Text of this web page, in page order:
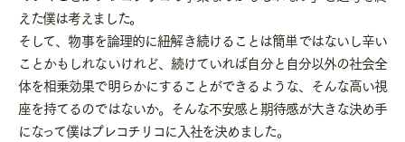
えた僕は考えました。
そして、物事を論理的に紐解き続けることは簡単ではないし辛い
ことかもしれないけれど、続けていれば自分と自分以外の社会全
体を相乗効果で明らかにすることができるような、そんな高い視
座を持てるのではないか。そんな不安感と期待感が大きな決め手
になって僕はプレコチリコに入社を決めました。